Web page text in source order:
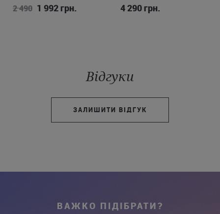
4 290 грн. 7 790 5 453 грн.
Відгуки
ЗАЛИШИТИ ВІДГУК
ВАЖКО ПІДІБРАТИ?